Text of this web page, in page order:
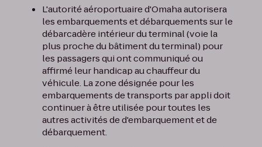
L'autorité aéroportuaire d'Omaha autorisera
les embarquements et débarquements sur le
débarcadère intérieur du terminal (voie la
plus proche du bâtiment du terminal) pour
les passagers qui ont communiqué ou
affirmé leur handicap au chauffeur du
véhicule. La zone désignée pour les
embarquements de transports par appli doit
continuer à être utilisée pour toutes les
autres activités de d'embarquement et de
débarquement.